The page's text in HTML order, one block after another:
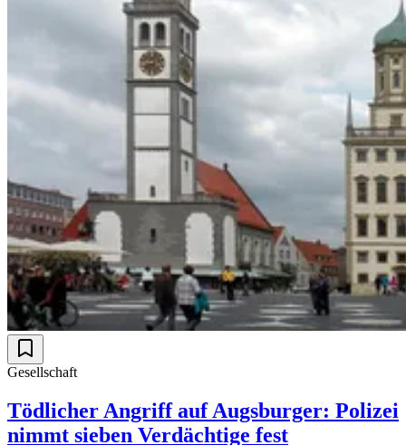
Gesellschaft
Tödlicher Angriff auf Augsburger: Polizei
nimmt sieben Verdächtige fest